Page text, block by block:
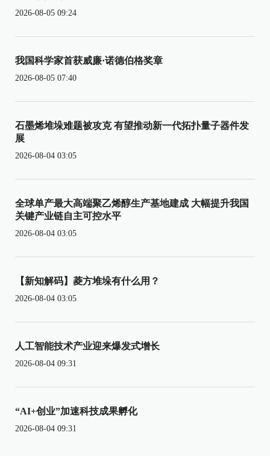
2026-08-05 09:24
我国科学家首获威廉·诺德伯格奖章
2026-08-05 07:40
石墨烯堆垛难题被攻克 有望推动新一代拓扑量子器件发
展
2026-08-04 03:05
全球单产最大高端聚乙烯醇生产基地建成 大幅提升我国
关键产业链自主可控水平
2026-08-04 03:05
【新知解码】菱方堆垛有什么用？
2026-08-04 03:05
人工智能技术产业迎来爆发式增长
2026-08-04 09:31
“AI+创业”加速科技成果孵化
2026-08-04 09:31